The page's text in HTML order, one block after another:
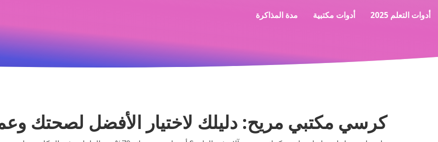
مدة المذاكرة أدوات مكتبية أدوات التعلم 2025
كرسي مكتبي مريح: دليلك لاختيار الأفضل لصحتك